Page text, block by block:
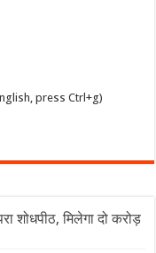
press Ctrl+g)
शोधपीठ, मिलेगा दो करोड़